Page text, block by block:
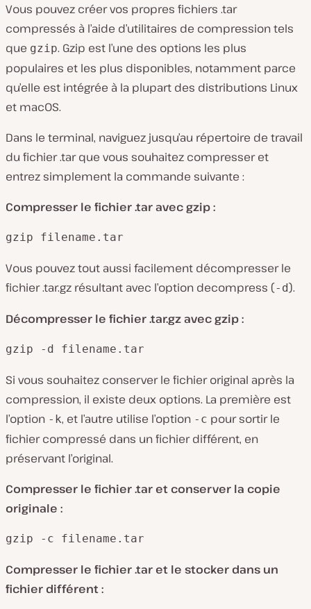
Vous pouvez créer vos propres fichiers .tar
compressés à l’aide d’utilitaires de compression tels
que gzip. Gzip est l’une des options les plus
populaires et les plus disponibles, notamment parce
qu’elle est intégrée à la plupart des distributions Linux
et macOS.
Dans le terminal, naviguez jusqu’au répertoire de travail
du fichier .tar que vous souhaitez compresser et
entrez simplement la commande suivante :
Compresser le fichier .tar avec gzip :
gzip filename.tar
Vous pouvez tout aussi facilement décompresser le
fichier .tar.gz résultant avec l’option decompress (-d).
Décompresser le fichier .tar.gz avec gzip :
gzip -d filename.tar
Si vous souhaitez conserver le fichier original après la
compression, il existe deux options. La première est
l’option -k, et l’autre utilise l’option -c pour sortir le
fichier compressé dans un fichier différent, en
préservant l’original.
Compresser le fichier .tar et conserver la copie
originale :
gzip -c filename.tar
Compresser le fichier .tar et le stocker dans un
fichier différent :